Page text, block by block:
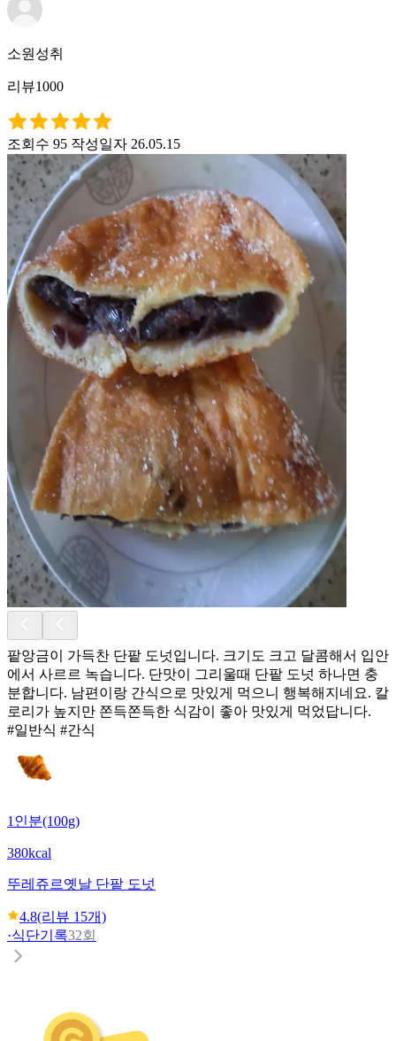
소원성취
리뷰1000
조회수 95 작성일자 26.05.15
팥앙금이 가득찬 단팥 도넛입니다. 크기도 크고 달콤해서 입안
에서 사르르 녹습니다. 단맛이 그리울때 단팥 도넛 하나면 충
분합니다. 남편이랑 간식으로 맛있게 먹으니 행복해지네요. 칼
로리가 높지만 쫀득쫀득한 식감이 좋아 맛있게 먹었답니다.
#일반식 #간식
1인분(100g)
380kcal
뚜레쥬르옛날 단팥 도넛
4.8(리뷰 15개)
·식단기록32회